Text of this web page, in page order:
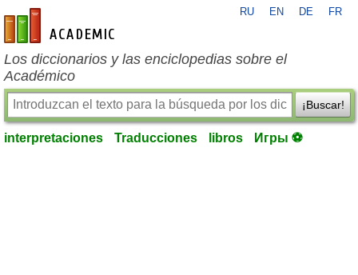
es-academic.com
RU EN DE FR
Los diccionarios y las enciclopedias sobre el
Académico
¡Buscar!
interpretaciones Traducciones libros Игры ⚽